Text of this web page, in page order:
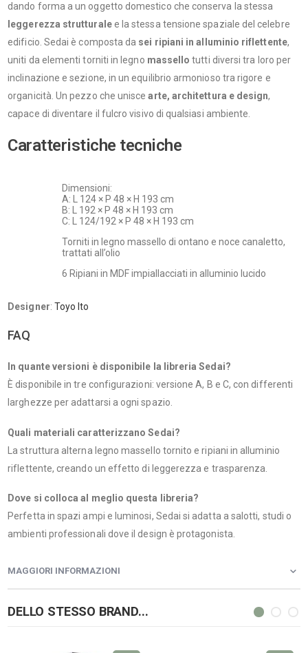
dando forma a un oggetto domestico che conserva la stessa
leggerezza strutturalee la stessa tensione spaziale del celebre
edificio. Sedai è composta da sei ripiani in alluminio riflettente,
uniti da elementi torniti in legno massello tutti diversi tra loro per
inclinazione e sezione, in un equilibrio armonioso tra rigore e
organicità. Un pezzo che uniscearte, architettura e design,
capace di diventare il fulcro visivo di qualsiasi ambiente.
Caratteristiche tecniche
Dimensioni:
A: L 124 × P 48 × H 193 cm
B: L 192 × P 48 × H 193 cm
C: L 124/192 × P 48 × H 193 cm
Torniti in legno massello di ontano e noce canaletto,
trattati all’olio
6 Ripiani in MDF impiallacciati in alluminio lucido
Designer: Toyo Ito
FAQ
In quante versioni è disponibile la libreria Sedai?
È disponibile in tre configurazioni: versione A, B e C, con differenti
larghezze per adattarsi a ogni spazio.
Quali materiali caratterizzano Sedai?
La struttura alterna legno massello tornito e ripiani in alluminio
riflettente, creando un effetto di leggerezza e trasparenza.
Dove si colloca al meglio questa libreria?
Perfetta in spazi ampi e luminosi, Sedai si adatta a salotti, studi o
ambienti professionali dove il design è protagonista.
MAGGIORI INFORMAZIONI
DELLO STESSO BRAND...